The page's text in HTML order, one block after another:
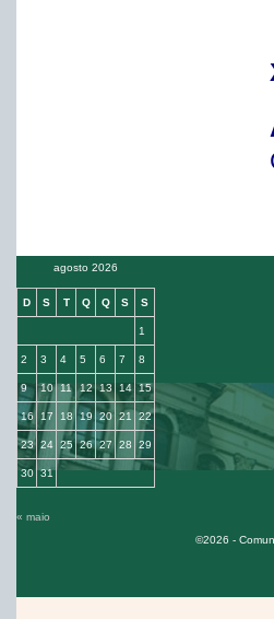
agosto 2026
D S T Q Q S S
1
2 3 4 5 6 7 8
9 10 11 12 13 14 15
16 17 18 19 20 21 22
23 24 25 26 27 28 29
30 31
« maio
©2026 -